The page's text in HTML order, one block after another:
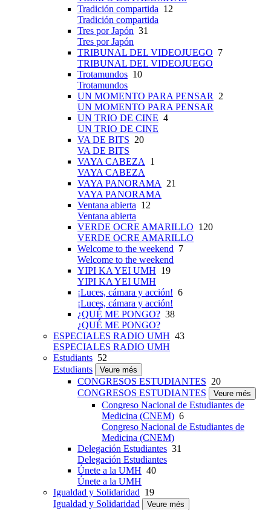
Tradición compartida 12
Tradición compartida
Tres por Japón 31
Tres por Japón
TRIBUNAL DEL VIDEOJUEGO 7
TRIBUNAL DEL VIDEOJUEGO
Trotamundos 10
Trotamundos
UN MOMENTO PARA PENSAR
2
UN MOMENTO PARA PENSAR
UN TRIO DE CINE 4
UN TRIO DE CINE
VA DE BITS 20
VA DE BITS
VAYA CABEZA
1
VAYA CABEZA
VAYA PANORAMA
21
VAYA PANORAMA
Ventana abierta 12
Ventana abierta
VERDE OCRE AMARILLO 120
VERDE OCRE AMARILLO
Welcome to the weekend 7
Welcome to the weekend
YIPI KA YEI UMH 19
YIPI KA YEI UMH
¡Luces, cámara y acción! 6
¡Luces, cámara y acción!
¿QUÉ ME PONGO? 38
¿QUÉ ME PONGO?
ESPECIALES RADIO UMH 43
ESPECIALES RADIO UMH
Estudiants 52
Estudiants
Veure més
CONGRESOS ESTUDIANTES 20
CONGRESOS ESTUDIANTES
Veure més
Congreso Nacional de Estudiantes de
Medicina (CNEM) 6
Congreso Nacional de Estudiantes de
Medicina (CNEM)
Delegación Estudiantes 31
Delegación Estudiantes
Únete a la UMH 40
Únete a la UMH
Igualdad y Solidaridad 19
Igualdad y Solidaridad
Veure més